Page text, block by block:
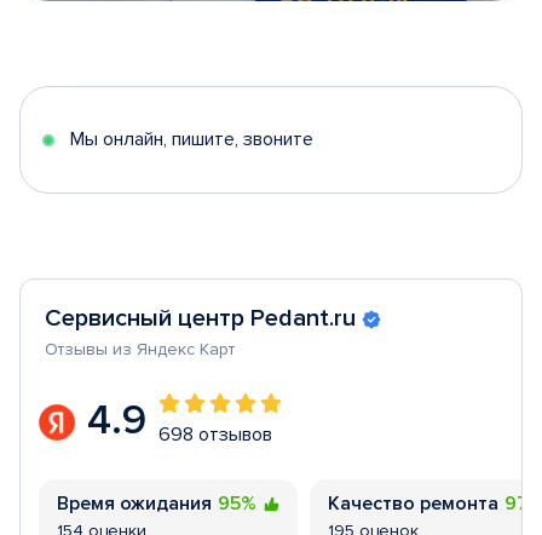
5
Мы онлайн, пишите, звоните
Сервисный центр Pedant.ru
Отзывы из Яндекс Карт
4.9 698 отзывов
Время ожидания 95%
154 оценки
Качество ремонта
195 оценок